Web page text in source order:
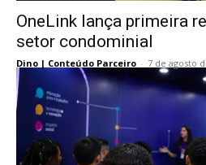
OneLink lança primeira
setor condominial
Dino | Conteúdo Parceiro - 7 de agosto